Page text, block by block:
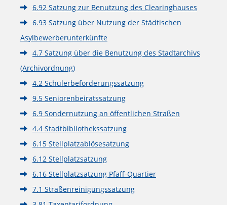
6.92 Satzung zur Benutzung des Clearinghauses
6.93 Satzung über Nutzung der Städtischen
Asylbewerberunterkünfte
4.7 Satzung über die Benutzung des Stadtarchivs
(Archivordnung)
4.2 Schülerbeförderungssatzung
9.5 Seniorenbeiratssatzung
6.9 Sondernutzung an öffentlichen Straßen
4.4 Stadtbibliothekssatzung
6.15 Stellplatzablösesatzung
6.12 Stellplatzsatzung
6.16 Stellplatzsatzung Pfaff-Quartier
7.1 Straßenreinigungssatzung